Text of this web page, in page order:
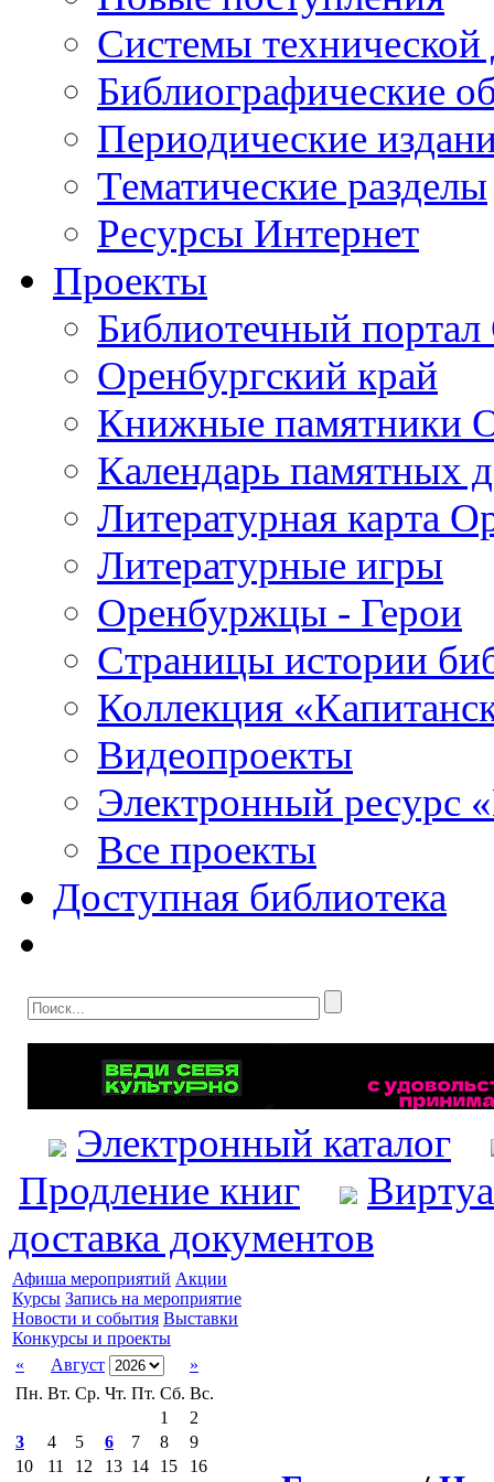
Cистемы
Библиографические
Периодические
Тематические разделы
Ресурсы Интернет
Проекты
Библиотечный портал
Оренбургский край
Книжные памятники
Календарь памятных
Литературная карта
Литературные игры
Оренбуржцы - Герои
Страницы истории
Коллекция
Видеопроекты
Электронный ресурс
Все проекты
Доступная библиотека
Электронный каталог
Продление книг
доставка документов
Афиша мероприятий Акции
Курсы Запись на мероприятие
Новости и события Выставки
Конкурсы и проекты
«
Август
»
Пн. Вт. Ср. Чт. Пт. Сб. Вс.
1
2
3
4 5 6 7 8
9
10
11 12 13 14 15
16